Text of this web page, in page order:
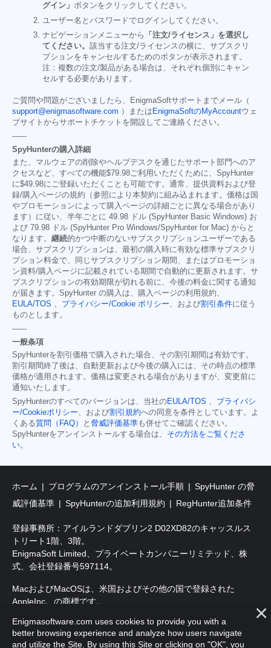
グイン」 ボタンをクリックしてください。
ユーザー名とパスワードでログインしてください。
ナビゲーションメニューから
「注文/ライセンス」を選択し
てください。 該当する注文/ライセンスの横に、サブスクリ
プションをキャンセルするためのボタンが表示されます。
注：複数の注文/製品がある場合は、それぞれ個別にキャン
セルする必要があります。
ご質問や問題がございましたら、EnigmaSoftサポートまでメール（
support@enigmasoftware.com ）または EnigmaSoftのMyAccountウェ
ブサイトからサポートチケットを開設してご連絡ください。
------
SpyHunterの購入詳細
また、マルウェアの削除やヘルプデスクを通じたサポート部門へのア
クセスなど、すべての機能$79.98 ご利用いただくために、SpyHunter
に$49.98にご登録いただくことも可能です。通常、提供資料および登
録/購入ページの規約（参照により本契約に組み込まれます。価格は国
やプロモーションによって購入ページの詳細ごとに異なる場合があり
ます）に従い、半年ごとに 49.98 ドル (SpyHunter Basic Windows) お
よび 79.98 ドル (SpyHunter Pro Windows/SpyHunter for Mac) からと
なります。 継続的かつ中断のないサブスクリプションユーザーである
場合、サブスクリプションは、最初の購入時に有効な標準サブスクリ
プション料金で、同じサブスクリプション期間、またはプロモーショ
ン資料/購入ページに記載されている期間で自動的に更新されます。サ
ブスクリプションの有効期限が切れる前に、今後の料金に関する通知
が届きます。SpyHunter の購入は、購入ページの利用規約、
EULA/TOS
プライバシー/Cookie ポリシー 、および割引条件に従う
ものとします。
------
一般条項
SpyHunterを割引価格で購入された場合、その割引期間は有効です。
割引期間終了後は、自動更新および今後の購入には、その時点の標準
価格が適用されます。価格は変更される場合がありますが、変更前に
通知いたします。
SpyHunterのすべてのバージョンは、当社のEULA/TOS
プライバシ
ー/Cookieポリシー 、および割引規約への同意を条件としています。よ
くある質問（FAQ） と 脅威評価基準も併せてご確認ください。
SpyHunterをアンインストールする場合は、 その方法をご覧くださ
い。
ホーム プログラムのアンインストール手順
SpyHunter の脅
威評価基準
SpyHunterの追加利用規約 RegHunter追加条件
登録事務所：アイルランドダブリン2 D02XD82のキャッスルス
トリート1階、3階。
EnigmaSoft Limited、プライベートカンパニーリミテッド、株
式、会社登録番号597114。
MacおよびMacOSは、米国およびその他の国で登録された
AppleInc。の商標です。
著作権2016-2026。EnigmaSoft Ltd.無断複写・転載を禁じます。
Enigmasoftware.com uses cookies to provide you with a
better browsing experience and analyze how users navigate
and utilize the Site. By using this Site or clicking on "OK", you